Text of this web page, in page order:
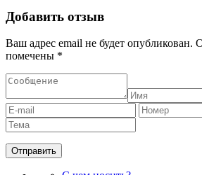
Добавить отзыв
Ваш адрес email не будет опубликован.
помечены *